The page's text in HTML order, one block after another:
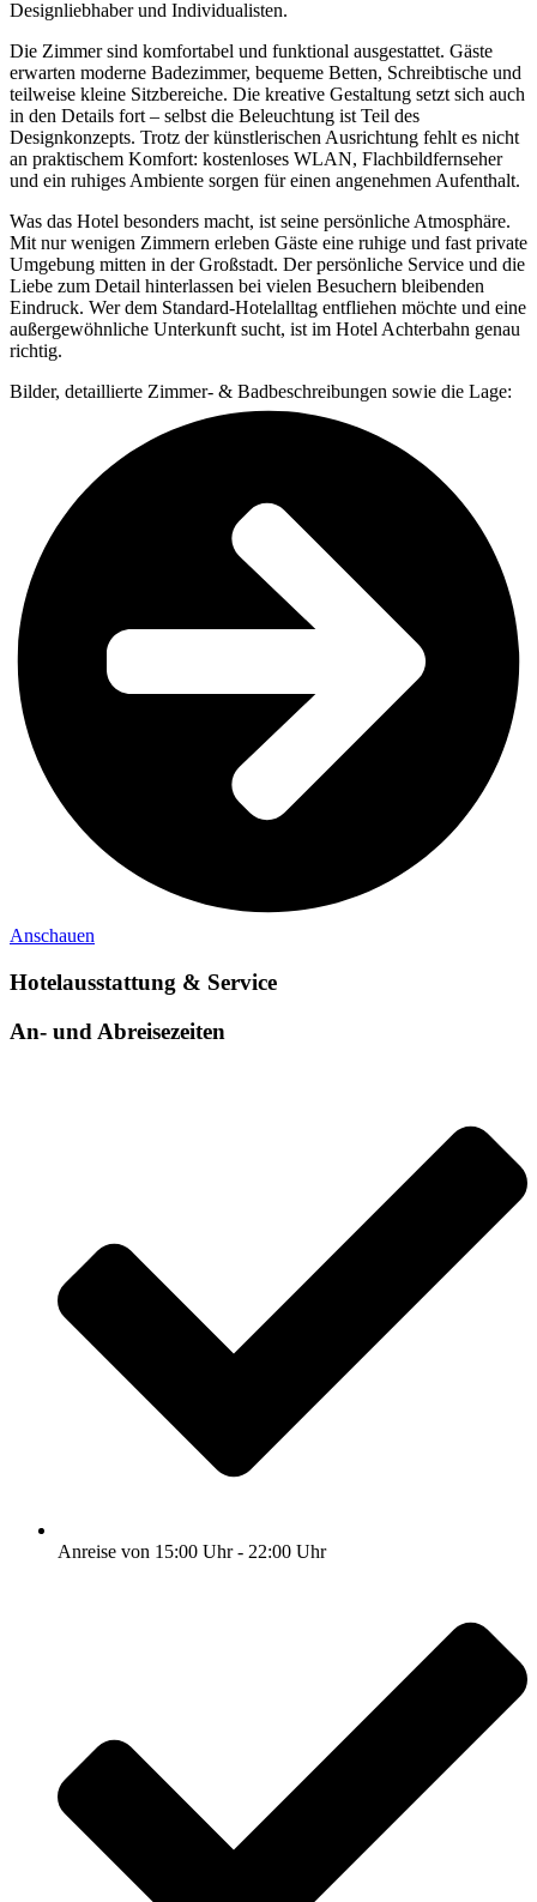
Designliebhaber und Individualisten.
Die Zimmer sind komfortabel und funktional ausgestattet. Gäste
erwarten moderne Badezimmer, bequeme Betten, Schreibtische und
teilweise kleine Sitzbereiche. Die kreative Gestaltung setzt sich auch
in den Details fort – selbst die Beleuchtung ist Teil des
Designkonzepts. Trotz der künstlerischen Ausrichtung fehlt es nicht
an praktischem Komfort: kostenloses WLAN, Flachbildfernseher
und ein ruhiges Ambiente sorgen für einen angenehmen Aufenthalt.
Was das Hotel besonders macht, ist seine persönliche Atmosphäre.
Mit nur wenigen Zimmern erleben Gäste eine ruhige und fast private
Umgebung mitten in der Großstadt. Der persönliche Service und die
Liebe zum Detail hinterlassen bei vielen Besuchern bleibenden
Eindruck. Wer dem Standard-Hotelalltag entfliehen möchte und eine
außergewöhnliche Unterkunft sucht, ist im Hotel Achterbahn genau
richtig.
Bilder, detaillierte Zimmer- & Badbeschreibungen sowie die Lage:
Anschauen
Hotelausstattung & Service
An- und Abreisezeiten
Anreise von 15:00 Uhr - 22:00 Uhr